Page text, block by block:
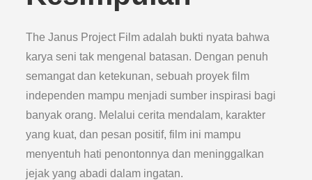
The Janus Project Film adalah bukti nyata bahwa
karya seni tak mengenal batasan. Dengan penuh
semangat dan ketekunan, sebuah proyek film
independen mampu menjadi sumber inspirasi bagi
banyak orang. Melalui cerita mendalam, karakter
yang kuat, dan pesan positif, film ini mampu
menyentuh hati penontonnya dan meninggalkan
jejak yang abadi dalam ingatan.